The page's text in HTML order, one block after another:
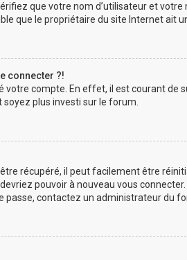
que votre nom d’utilisateur et
que le propriétaire du site Internet ait
connecter ?!
votre compte. En effet, il est courant
plus investi sur le forum.
récupéré, il peut facilement être
pouvoir à nouveau vous connecter.
passe, contactez un administrateur du